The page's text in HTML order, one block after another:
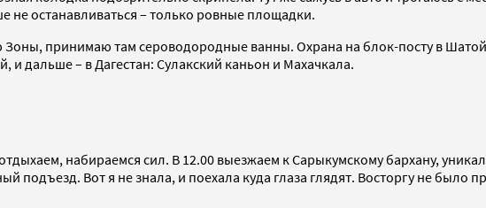
не останавливаться – только ровные площадки.
принимаю там сероводородные ванны. Охрана на блок-посту в
дальше – в Дагестан: Сулакский каньон и Махачкала.
набираемся сил. В 12.00 выезжаем к Сарыкумскому бархану,
подъезд. Вот я не знала, и поехала куда глаза глядят. Восторгу не было